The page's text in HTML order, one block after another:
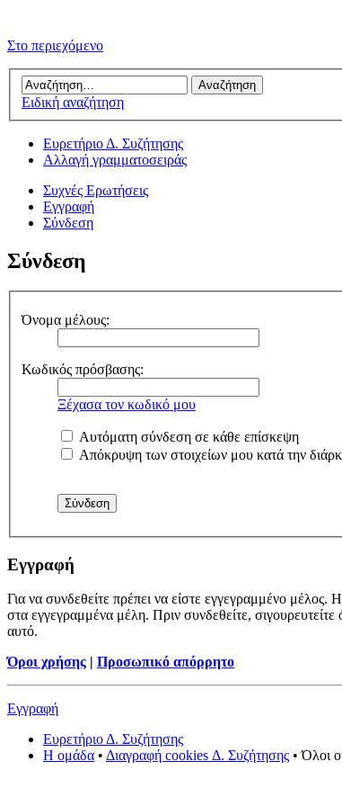
Στο περιεχόμενο
Ειδική αναζήτηση
Ευρετήριο Δ. Συζήτησης
Αλλαγή γραμματοσειράς
Συχνές Ερωτήσεις
Εγγραφή
Σύνδεση
Σύνδεση
Όνομα μέλους:
Κωδικός πρόσβασης:
Ξέχασα τον κωδικό μου
Αυτόματη σύνδεση σε κάθε επίσκεψη
Απόκρυψη των στοιχείων μου κατά την
Εγγραφή
Για να συνδεθείτε πρέπει να είστε εγγεγραμμένο μέλος.
στα εγγεγραμμένα μέλη. Πριν συνδεθείτε,
αυτό.
Όροι χρήσης | Προσωπικό απόρρητο
Εγγραφή
Ευρετήριο Δ. Συζήτησης
Η ομάδα • Διαγραφή cookies Δ. Συζήτησης • Όλοι